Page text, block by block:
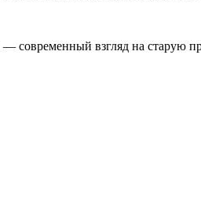
— современный взгляд на старую